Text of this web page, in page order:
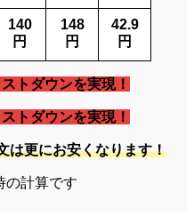
140
円
148
円
42.9
円
トダウンを実現！
トダウンを実現！
は更にお安くなります！
の計算です